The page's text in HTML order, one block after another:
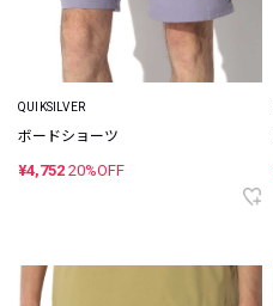
QUIKSILVER
ボードショーツ
¥4,752 20%OFF